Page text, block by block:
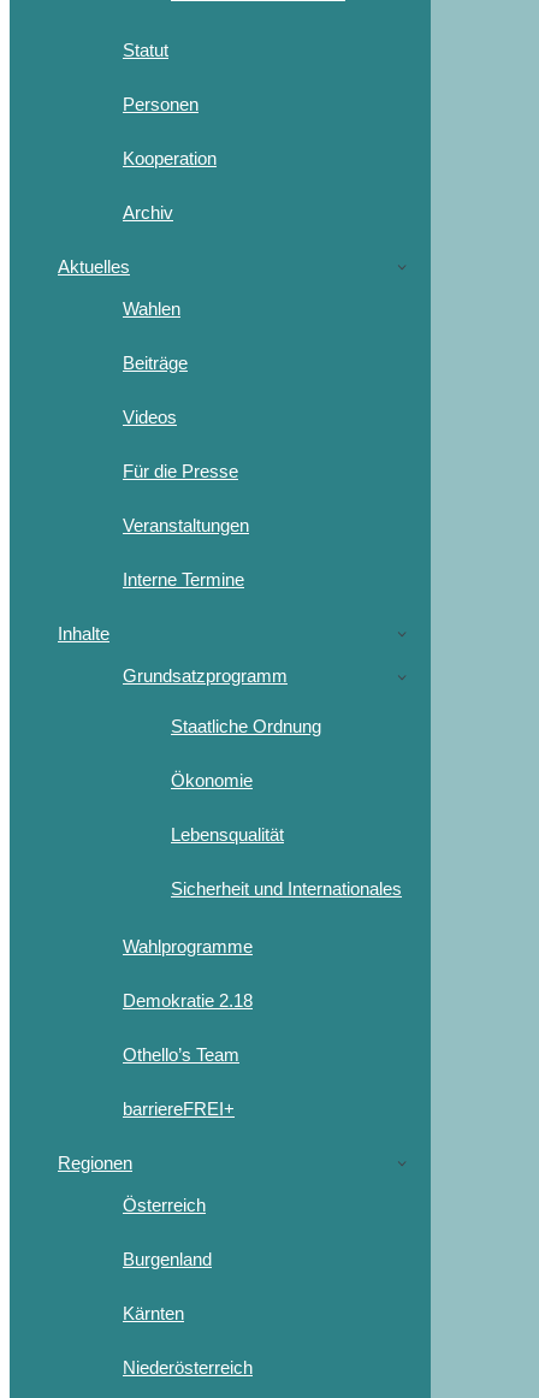
Statut
Personen
Kooperation
Archiv
Aktuelles
Wahlen
Beiträge
Videos
Für die Presse
Veranstaltungen
Interne Termine
Inhalte
Grundsatzprogramm
Staatliche Ordnung
Ökonomie
Lebensqualität
Sicherheit und Internationales
Wahlprogramme
Demokratie 2.18
Othello’s Team
barriereFREI+
Regionen
Österreich
Burgenland
Kärnten
Niederösterreich